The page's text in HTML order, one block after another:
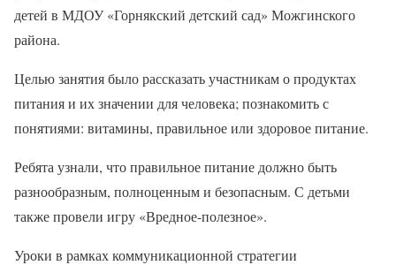
детей в МДОУ «Горнякский детский сад» Можгинского
района.
Целью занятия было рассказать участникам о продуктах
питания и их значении для человека; познакомить с
понятиями: витамины, правильное или здоровое питание.
Ребята узнали, что правильное питание должно быть
разнообразным, полноценным и безопасным. С детьми
также провели игру «Вредное-полезное».
Уроки в рамках коммуникационной стратегии